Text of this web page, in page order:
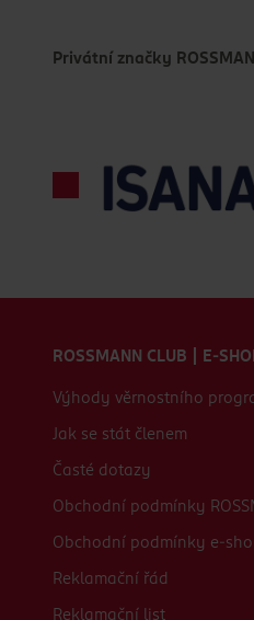
Privátní značky
ROSSMANN CLUB | E-
Výhody věrnostního
Jak se stát členem
Časté dotazy
Obchodní podmínky
Obchodní podmínky e-
Reklamační řád
Reklamační list